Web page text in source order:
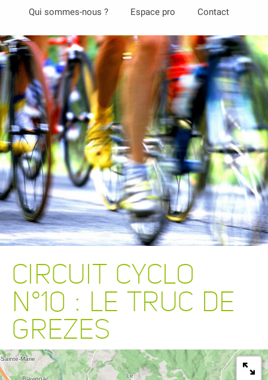
contenu
principal
Qui sommes-nous ? Espace pro Contact
CIRCUIT CYCLO
N°10 : LE TRUC DE
GREZES